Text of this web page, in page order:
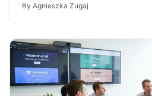
By Agnieszka Zugaj